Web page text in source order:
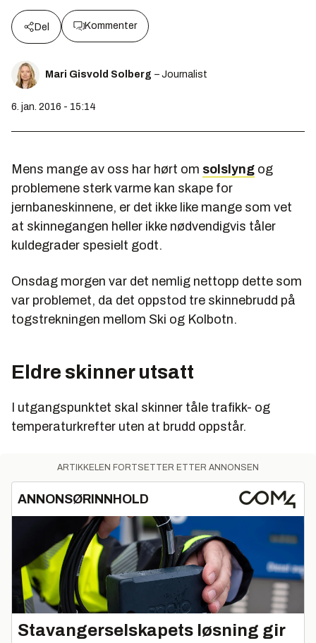
Del Kommenter
Mari Gisvold Solberg – Journalist
6. jan. 2016 - 15:14
Mens mange av oss har hørt om solslyng og
problemene sterk varme kan skape for
jernbaneskinnene, er det ikke like mange som vet
at skinnegangen heller ikke nødvendigvis tåler
kuldegrader spesielt godt.
Onsdag morgen var det nemlig nettopp dette som
var problemet, da det oppstod tre skinnebrudd på
togstrekningen mellom Ski og Kolbotn.
Eldre skinner utsatt
I utgangspunktet skal skinner tåle trafikk- og
temperaturkrefter uten at brudd oppstår.
ARTIKKELEN FORTSETTER ETTER ANNONSEN
ANNONSØRINNHOLD
Stavangerselskapets løsning gir